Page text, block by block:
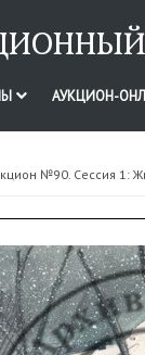
АУКЦИОН-
№90. Сессия 1: